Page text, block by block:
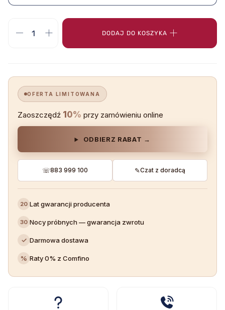
DODAJ DO KOSZYKA
OFERTA LIMITOWANA
Zaoszczędź 10% przy zamówieniu online
ODBIERZ RABAT →
☏883 999 100 ✎Czat z doradcą
20 Lat gwarancji producenta
30 Nocy próbnych — gwarancja zwrotu
✓ Darmowa dostawa
% Raty 0% z Comfino